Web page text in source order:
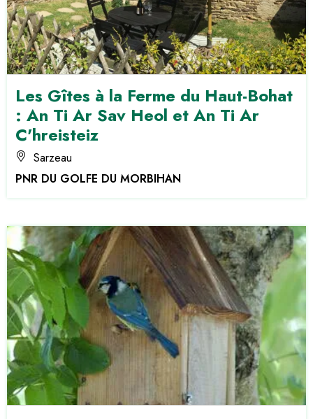
Les Gîtes à la Ferme du Haut-Bohat
: An Ti Ar Sav Heol et An Ti Ar
C'hreisteiz
Sarzeau
PNR DU GOLFE DU MORBIHAN